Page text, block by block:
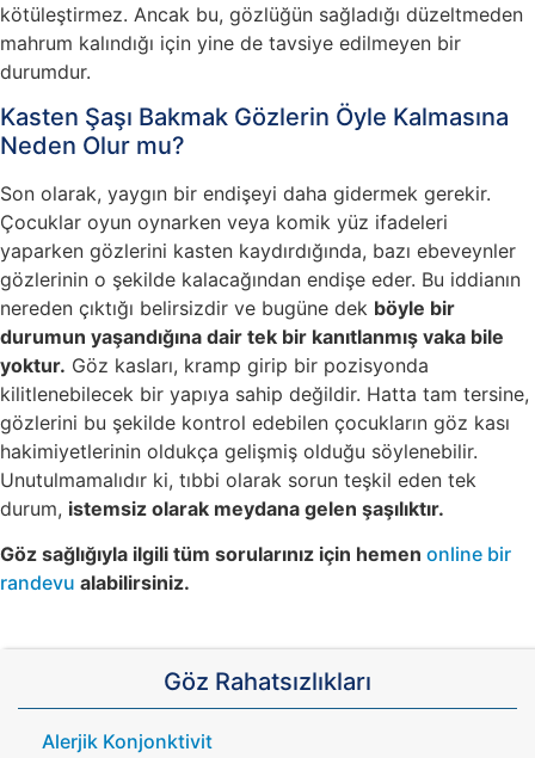
kötüleştirmez. Ancak bu, gözlüğün sağladığı düzeltmeden
mahrum kalındığı için yine de tavsiye edilmeyen bir
durumdur.
Kasten Şaşı Bakmak Gözlerin Öyle Kalmasına
Neden Olur mu?
Son olarak, yaygın bir endişeyi daha gidermek gerekir.
Çocuklar oyun oynarken veya komik yüz ifadeleri
yaparken gözlerini kasten kaydırdığında, bazı ebeveynler
gözlerinin o şekilde kalacağından endişe eder. Bu iddianın
nereden çıktığı belirsizdir ve bugüne dek böyle bir
durumun yaşandığına dair tek bir kanıtlanmış vaka bile
yoktur. Göz kasları, kramp girip bir pozisyonda
kilitlenebilecek bir yapıya sahip değildir. Hatta tam tersine,
gözlerini bu şekilde kontrol edebilen çocukların göz kası
hakimiyetlerinin oldukça gelişmiş olduğu söylenebilir.
Unutulmamalıdır ki, tıbbi olarak sorun teşkil eden tek
durum, istemsiz olarak meydana gelen şaşılıktır.
Göz sağlığıyla ilgili tüm sorularınız için hemen online bir
randevu alabilirsiniz.
Göz Rahatsızlıkları
Alerjik Konjonktivit